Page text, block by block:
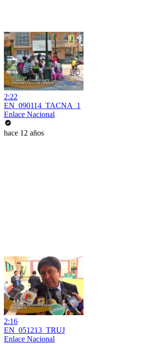
2:22
EN_090114_TACNA_1
Enlace Nacional
hace 12 años
2:16
EN_051213_TRUJ
Enlace Nacional